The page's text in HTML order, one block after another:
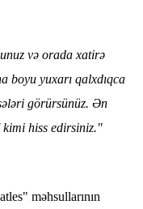
və orada xatirə
boyu yuxarı qalxdıqca
görürsünüz. Ən
kimi hiss edirsiniz."
məhsullarının